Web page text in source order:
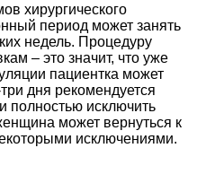
хирургического
период может занять
недель. Процедуру
– это значит, что уже
пациентка может
дня рекомендуется
полностью исключить
может вернуться к
исключениями.